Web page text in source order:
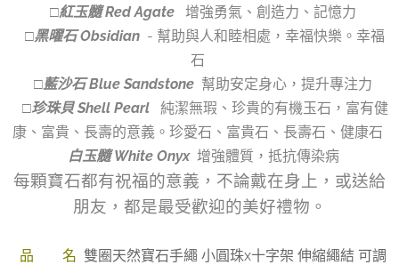
□紅玉髓 Red Agate
增強勇氣、創造力、記憶力
□黑曜石 Obsidian - 幫助與人和睦相處，幸福快樂。幸福
石
□藍沙石 Blue Sandstone 幫助安定身心，提升專注力
□珍珠貝 Shell Pearl
純潔無瑕、珍貴的有機玉石，富有健
康、富貴、長壽的意義。珍愛石、富貴石、長壽石、健康石
白玉髓 White Onyx 增強體質，抵抗傳染病
每顆寶石都有祝福的意義，不論戴在身上，或送給
朋友，都是最受歡迎的美好禮物。
品 名 雙圈天然寶石手繩 小圓珠x十字架 伸縮繩結 可調